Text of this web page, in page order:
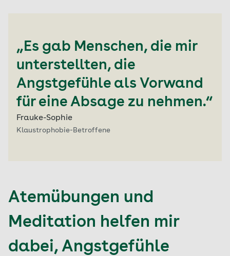
„Es gab Menschen, die mir
unterstellten, die
Angstgefühle als Vorwand
für eine Absage zu nehmen.“
Frauke-Sophie
Klaustrophobie-Betroffene
Atemübungen und
Meditation helfen mir
dabei, Angstgefühle